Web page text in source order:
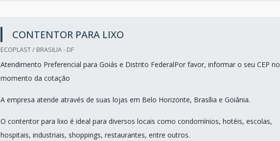
CONTENTOR PARA LIXO
ECOPLAST / BRASILIA - DF
Atendimento Preferencial para Goiás e Distrito FederalPor favor, informar o seu CEP no
momento da cotação
A empresa atende através de suas lojas em Belo Horizonte, Brasília e Goiânia.
O contentor para lixo é ideal para diversos locais como condomínios, hotéis, escolas,
hospitais, industriais, shoppings, restaurantes, entre outros.